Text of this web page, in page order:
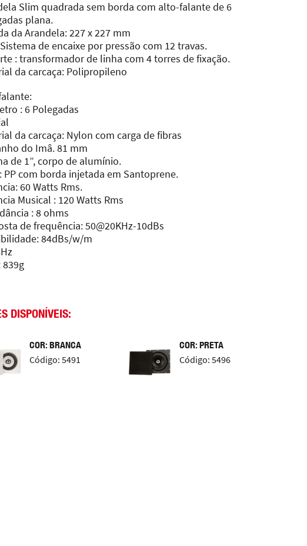
Slim quadrada sem borda com alto-falante de 6
plana.
da Arandela: 227 x 227 mm
de encaixe por pressão com 12 travas.
: transformador de linha com 4 torres de fixação.
da carcaça: Polipropileno
: 6 Polegadas
da carcaça: Nylon com carga de fibras
do Imâ. 81 mm
de 1”, corpo de alumínio.
PP com borda injetada em Santoprene.
60 Watts Rms.
Musical : 120 Watts Rms
: 8 ohms
de frequência: 50@20KHz-10dBs
84dBs/w/m
839g
DISPONÍVEIS:
COR: BRANCA
Código: 5491
COR: PRETA
Código: 5496